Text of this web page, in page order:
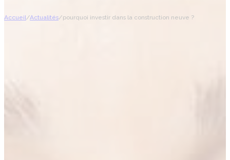
Accueil/Actualités/pourquoi investir dans la construction neuve ?